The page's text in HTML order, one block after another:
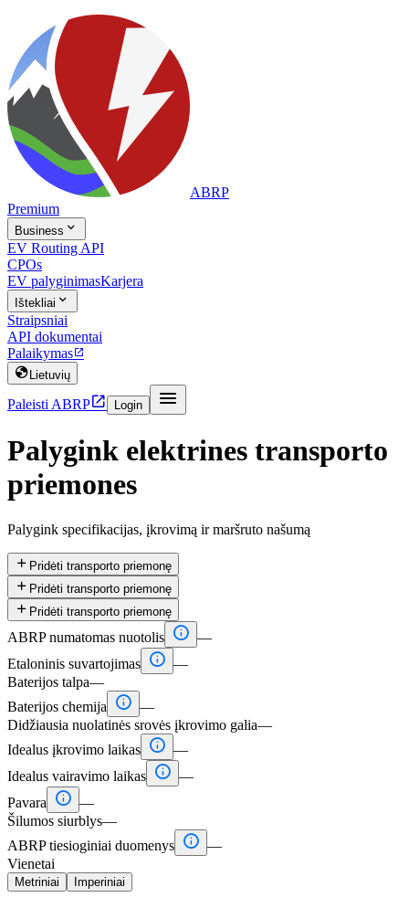
ABRP
Premium
Business 
EV Routing API
CPOs
EV palyginimasKarjera
Ištekliai 
Straipsniai
API dokumentai
Palaikymas
 Lietuvių
Paleisti ABRP Login 
Palygink elektrines transporto
priemones
Palygink specifikacijas, įkrovimą ir maršruto našumą
 Pridėti transporto priemonę
 Pridėti transporto priemonę
 Pridėti transporto priemonę
ABRP numatomas nuotolis  —
Etaloninis suvartojimas  —
Baterijos talpa—
Baterijos chemija
 —
Didžiausia nuolatinės srovės įkrovimo galia—
Idealus įkrovimo laikas  —
Idealus vairavimo laikas  —
Pavara
 —
Šilumos siurblys—
ABRP tiesioginiai duomenys  —
Vienetai
Metriniai Imperiniai